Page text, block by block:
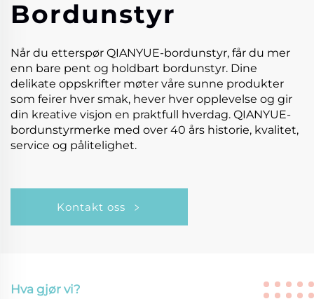
Bordunstyr
Når du etterspør QIANYUE-bordunstyr, får du mer
enn bare pent og holdbart bordunstyr. Dine
delikate oppskrifter møter våre sunne produkter
som feirer hver smak, hever hver opplevelse og gir
din kreative visjon en praktfull hverdag. QIANYUE-
bordunstyrmerke med over 40 års historie, kvalitet,
service og pålitelighet.
Kontakt oss
Hva gjør vi?